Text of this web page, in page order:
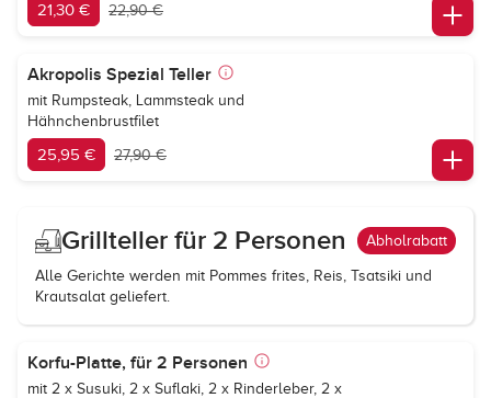
21,30 € 22,90 €
Akropolis Spezial Teller
mit Rumpsteak, Lammsteak und
Hähnchenbrustfilet
25,95 € 27,90 €
Grillteller für 2 Personen Abholrabatt
Alle Gerichte werden mit Pommes frites, Reis, Tsatsiki und
Krautsalat geliefert.
Korfu-Platte, für 2 Personen
mit 2 x Susuki, 2 x Suflaki, 2 x Rinderleber, 2 x